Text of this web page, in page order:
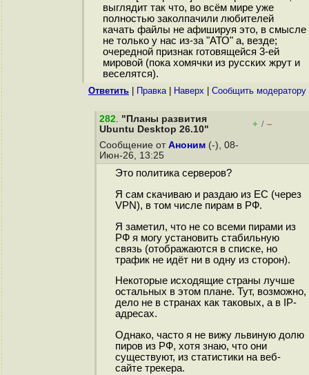
выглядит так что, во всём мире уже
полностью заколпачили любителей
качать файлы не афишируя это, в смысле
не только у нас из-за "АТО" а, везде;
очередной признак готовящейся 3-ей
мировой (пока хомячки из русских жрут и
веселятся).
Ответить Правка| Наверх Cообщить модератору
282. "Планы развития
Ubuntu Desktop 26.10"
+ / –
Сообщение от Аноним (-), 08-
Июн-26, 13:25
Это политика серверов?
Я сам скачиваю и раздаю из ЕС (через
VPN), в том числе пирам в РФ.
Я заметил, что не со всеми пирами из
РФ я могу установить стабильную
связь (отображаются в списке, но
трафик не идёт ни в одну из сторон).
Некоторые исходящие страны лучше
остальных в этом плане. Тут, возможно,
дело не в странах как таковых, а в IP-
адресах.
Однако, часто я не вижу львиную долю
пиров из РФ, хотя знаю, что они
существуют, из статистики на веб-
сайте трекера.